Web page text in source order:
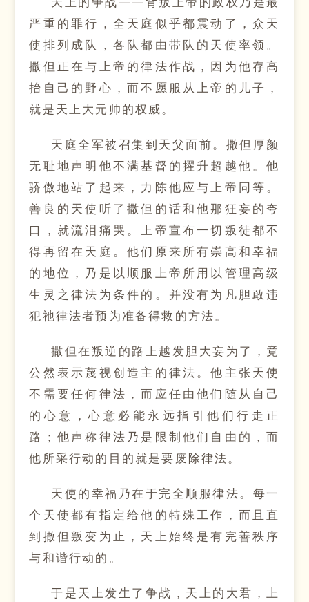
严重的罪行，全天庭似乎都震动了，众天
使排列成队，各队都由带队的天使率领。
撒但正在与上帝的律法作战，因为他存高
抬自己的野心，而不愿服从上帝的儿子，
就是天上大元帅的权威。
天庭全军被召集到天父面前。撒但厚颜
无耻地声明他不满基督的擢升超越他。他
骄傲地站了起来，力陈他应与上帝同等。
善良的天使听了撒但的话和他那狂妄的夸
口，就流泪痛哭。上帝宣布一切叛徒都不
得再留在天庭。他们原来所有崇高和幸福
的地位，乃是以顺服上帝所用以管理高级
生灵之律法为条件的。并没有为凡胆敢违
犯祂律法者预为准备得救的方法。
撒但在叛逆的路上越发胆大妄为了，竟
公然表示蔑视创造主的律法。他主张天使
不需要任何律法，而应任由他们随从自己
的心意，心意必能永远指引他们行走正
路；他声称律法乃是限制他们自由的，而
他所采行动的目的就是要废除律法。
天使的幸福乃在于完全顺服律法。每一
个天使都有指定给他的特殊工作，而且直
到撒但叛变为止，天上始终是有完善秩序
与和谐行动的。
于是天上发生了争战，天上的大君，上